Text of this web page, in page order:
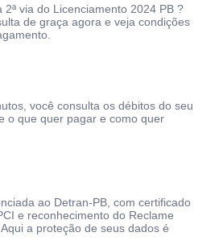
2ª via do Licenciamento 2024 PB ?
de graça agora e veja condições
você consulta os débitos do seu
o que quer pagar e como quer
ao Detran-PB, com certificado
e reconhecimento do Reclame
a proteção de seus dados é